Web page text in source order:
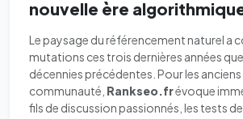
nouvelle ère
Le paysage du référencement naturel a
mutations ces trois dernières années
décennies précédentes. Pour les anciens
communauté, Rankseo.frévoque
fils de discussion passionnés, les tests